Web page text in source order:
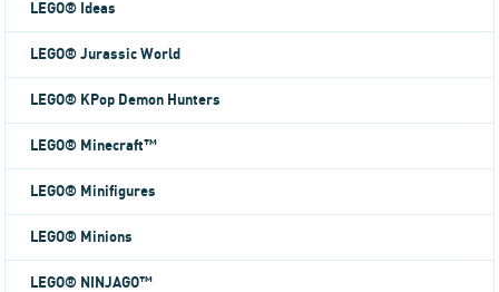
LEGO® Ideas
LEGO® Jurassic World
LEGO® KPop Demon Hunters
LEGO® Minecraft™
LEGO® Minifigures
LEGO® Minions
LEGO® NINJAGO™